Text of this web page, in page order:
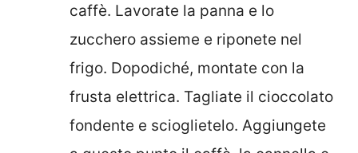
caffè. Lavorate la panna e lo
zucchero assieme e riponete nel
frigo. Dopodiché, montate con la
frusta elettrica. Tagliate il cioccolato
fondente e scioglietelo. Aggiungete